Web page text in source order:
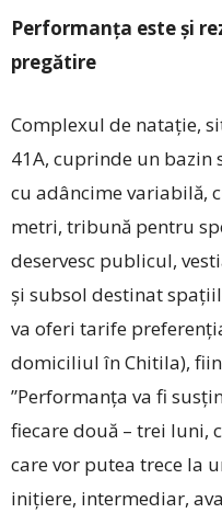
Performanța este și
pregătire
Complexul de natație,
41A, cuprinde un bazin
cu adâncime variabilă,
metri, tribună pentru
deservesc publicul,
și subsol destinat
va oferi tarife
domiciliul în Chitila),
”Performanța va fi
fiecare două – trei luni,
care vor putea trece la
inițiere, intermediar,